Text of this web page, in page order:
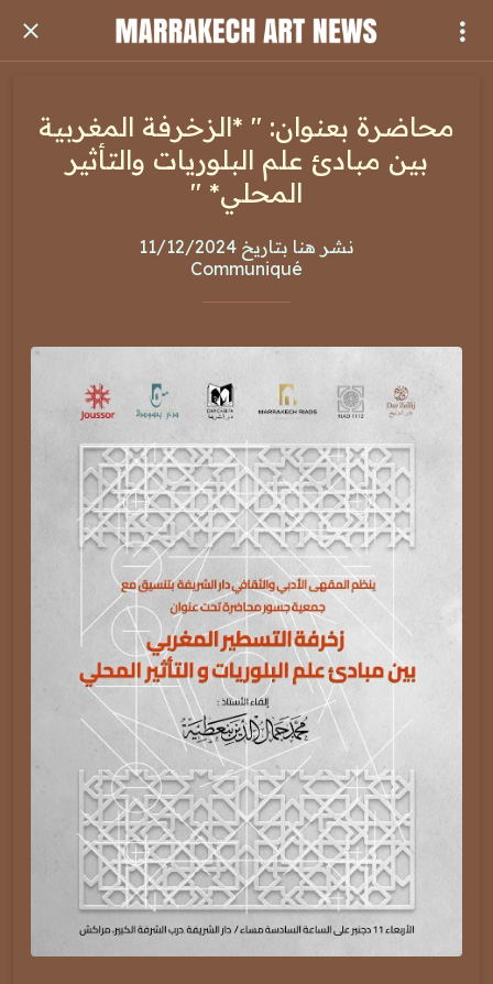
محاضرة بعنوان: " *الزخرفة المغربية
بين مبادئ علم البلوريات والتأثير
المحلي* "
نشر هنا بتاريخ 11/12/2024
Communiqué